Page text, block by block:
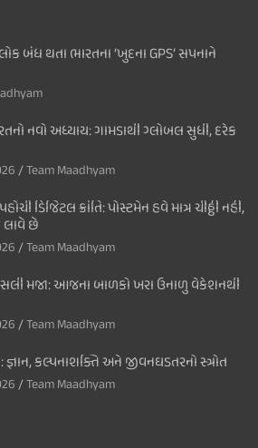
બંધ થતા ભારતના ‘ખુદના GPS’ સપનાને
નવો અધ્યાય: ગામડાથી ગ્લોબલ સુધી, દરેક
Team Maadhyam
ડિજિટલ ક્રાંતિ: પોસ્ટમેન હવે માત્ર ચીઠ્ઠી નહીં,
છે
Team Maadhyam
મજા: આજના બાળકો ખરા ઉનાળુ વેકેશનથી
Team Maadhyam
કલ્પનાશક્તિ અને જીવનઘડતરનો સ્ત્રોત
Team Maadhyam